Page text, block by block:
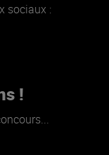
sociaux :
!